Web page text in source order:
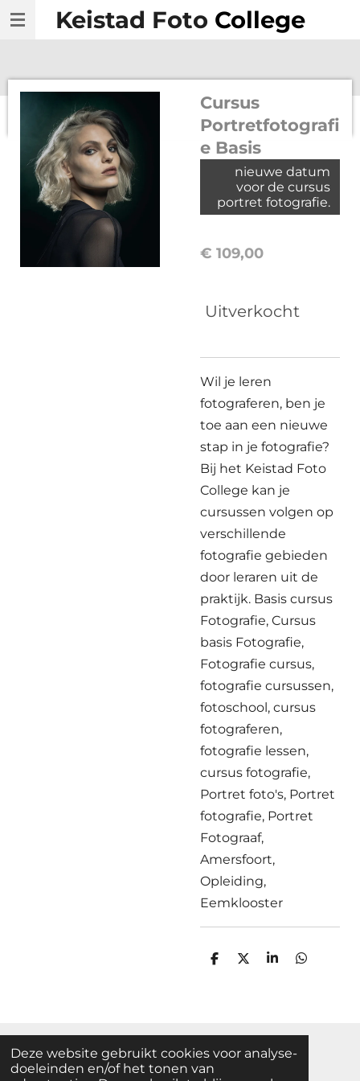
Deze website gebruikt cookies voor analyse-
doeleinden en/of het tonen van
Ga
direct
de
hoofdinhoud
Keistad Foto College
Cursus
Portretfotografi
e Basis
nieuwe datum
voor de cursus
portret fotografie.
€ 109,00
Uitverkocht
Wil je leren
fotograferen, ben je
toe aan een nieuwe
stap in je fotografie?
Bij het Keistad Foto
College kan je
cursussen volgen op
verschillende
fotografie gebieden
door leraren uit de
praktijk. Basis cursus
Fotografie, Cursus
basis Fotografie,
Fotografie cursus,
fotografie cursussen,
fotoschool, cursus
fotograferen,
fotografie lessen,
cursus fotografie,
Portret foto's, Portret
fotografie, Portret
Fotograaf,
Amersfoort,
Opleiding,
Eemklooster
D
D
S
D
F
a
I
n
W
h
© 2024Keistad Foto College